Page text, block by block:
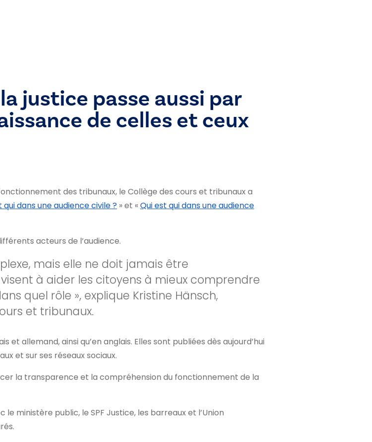
justice passe aussi par
de celles et ceux
des tribunaux, le Collège des cours et tribunaux a
qui dans une audience civile ? » et «Qui est qui dans une audience
acteurs de l’audience.
mais elle ne doit jamais être
à aider les citoyens à mieux comprendre
quel rôle », explique Kristine Hänsch,
et tribunaux.
et allemand, ainsi qu’en anglais. Elles sont publiées dès aujourd’hui
et sur ses réseaux sociaux.
la transparence et la compréhension du fonctionnement de la
ministère public, le SPF Justice, les barreaux et l’Union